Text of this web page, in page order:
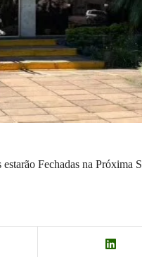
Fechadas na Próxima